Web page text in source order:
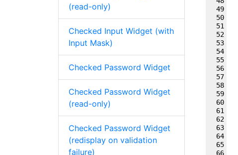
(read-only)
Checked Input Widget (with
Input Mask)
Checked Password Widget
Checked Password Widget
(read-only)
Checked Password Widget
(redisplay on validation
failure)